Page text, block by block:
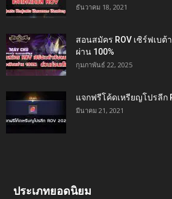
ธันวาคม 18, 2021
สอนสมัคร ROV เซิร์ฟเบต้
ผ่าน 100%
กุมภาพันธ์ 22, 2025
แจกฟรีโค้ดเหรียญโปรลีก
มีนาคม 21, 2021
ประเภทยอดนิยม